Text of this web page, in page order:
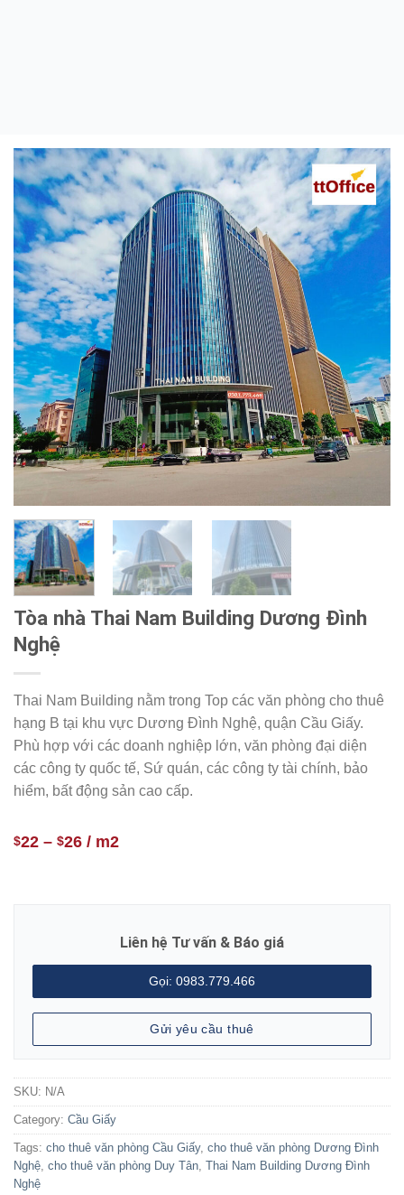
Tòa nhà Thai Nam Building Dương Đình
Nghệ
Thai Nam Building nằm trong Top các văn phòng cho thuê
hạng B tại khu vực Dương Đình Nghệ, quận Cầu Giấy.
Phù hợp với các doanh nghiệp lớn, văn phòng đại diện
các công ty quốc tế, Sứ quán, các công ty tài chính, bảo
hiểm, bất động sản cao cấp.
$22 – $26 / m2
Liên hệ Tư vấn & Báo giá
Gọi: 0983.779.466
Gửi yêu cầu thuê
SKU: N/A
Category: Cầu Giấy
Tags: cho thuê văn phòng Cầu Giấy, cho thuê văn phòng Dương Đình
Nghệ, cho thuê văn phòng Duy Tân, Thai Nam Building Dương Đình
Nghệ